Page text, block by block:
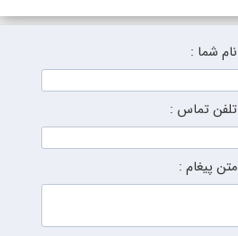
نام شما :
تلفن تماس :
متن پیغام :